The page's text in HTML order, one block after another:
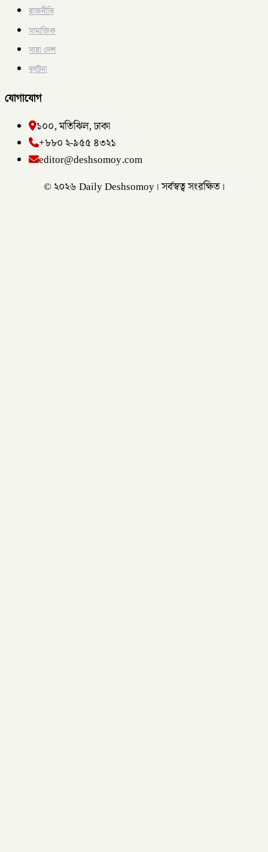
রাজনীতি
সামাজিক
সারা দেশ
দুর্ঘটনা
যোগাযোগ
১০০, মতিঝিল, ঢাকা
+৮৮০ ২-৯৫৫ ৪৩২১
editor@deshsomoy.com
© ২০২৬ Daily Deshsomoy। সর্বস্বত্ব সংরক্ষিত।